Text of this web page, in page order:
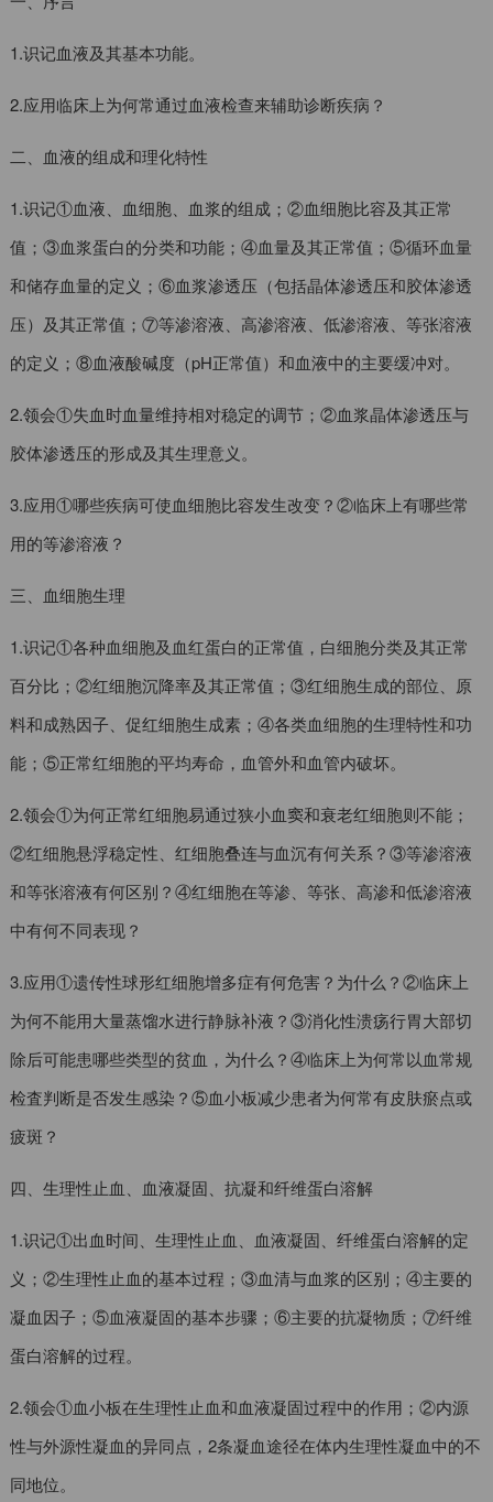
1.识记血液及其基本功能。
2.应用临床上为何常通过血液检查来辅助诊断疾病？
二、血液的组成和理化特性
1.识记①血液、血细胞、血浆的组成；②血细胞比容及其正常
值；③血浆蛋白的分类和功能；④血量及其正常值；⑤循环血量
和储存血量的定义；⑥血浆渗透压（包括晶体渗透压和胶体渗透
压）及其正常值；⑦等渗溶液、高渗溶液、低渗溶液、等张溶液
的定义；⑧血液酸碱度（pH正常值）和血液中的主要缓冲对。
2.领会①失血时血量维持相对稳定的调节；②血浆晶体渗透压与
胶体渗透压的形成及其生理意义。
3.应用①哪些疾病可使血细胞比容发生改变？②临床上有哪些常
用的等渗溶液？
三、血细胞生理
1.识记①各种血细胞及血红蛋白的正常值，白细胞分类及其正常
百分比；②红细胞沉降率及其正常值；③红细胞生成的部位、原
料和成熟因子、促红细胞生成素；④各类血细胞的生理特性和功
能；⑤正常红细胞的平均寿命，血管外和血管内破坏。
2.领会①为何正常红细胞易通过狭小血窦和衰老红细胞则不能；
②红细胞悬浮稳定性、红细胞叠连与血沉有何关系？③等渗溶液
和等张溶液有何区别？④红细胞在等渗、等张、高渗和低渗溶液
中有何不同表现？
3.应用①遗传性球形红细胞增多症有何危害？为什么？②临床上
为何不能用大量蒸馏水进行静脉补液？③消化性溃疡行胃大部切
除后可能患哪些类型的贫血，为什么？④临床上为何常以血常规
检査判断是否发生感染？⑤血小板减少患者为何常有皮肤瘀点或
疲斑？
四、生理性止血、血液凝固、抗凝和纤维蛋白溶解
1.识记①出血时间、生理性止血、血液凝固、纤维蛋白溶解的定
义；②生理性止血的基本过程；③血清与血浆的区别；④主要的
凝血因子；⑤血液凝固的基本步骤；⑥主要的抗凝物质；⑦纤维
蛋白溶解的过程。
2.领会①血小板在生理性止血和血液凝固过程中的作用；②内源
性与外源性凝血的异同点，2条凝血途径在体内生理性凝血中的不
同地位。